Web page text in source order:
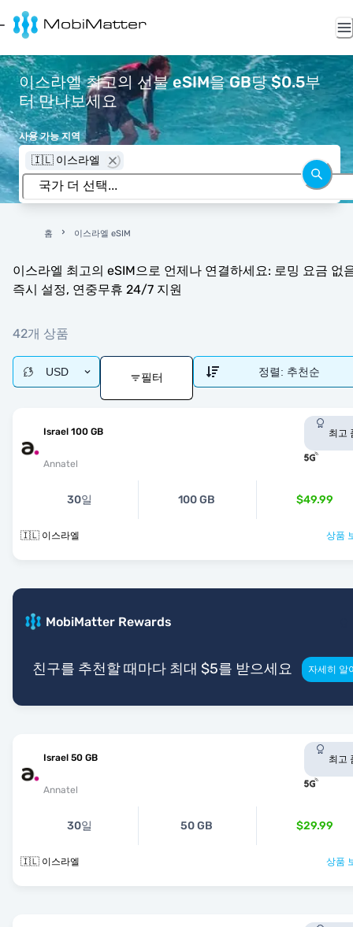
이스라엘 최고의 선불 eSIM을 GB당 $0.5부
터 만나보세요
사용 가능 지역
🇮🇱 이스라엘
홈 이스라엘 eSIM
이스라엘 최고의 eSIM으로 언제나 연결하세요: 로밍 요금 없
즉시 설정, 연중무휴 24/7 지원
42개 상품
USD 필터 정렬: 추천순
Israel 100 GB
Annatel
최고
30일 100 GB $49.99
🇮🇱 이스라엘 상품
MobiMatter Rewards
친구를 추천할 때마다 최대 $5를 받으세요 자세히 알
Israel 50 GB
Annatel
최고
30일 50 GB $29.99
🇮🇱 이스라엘 상품